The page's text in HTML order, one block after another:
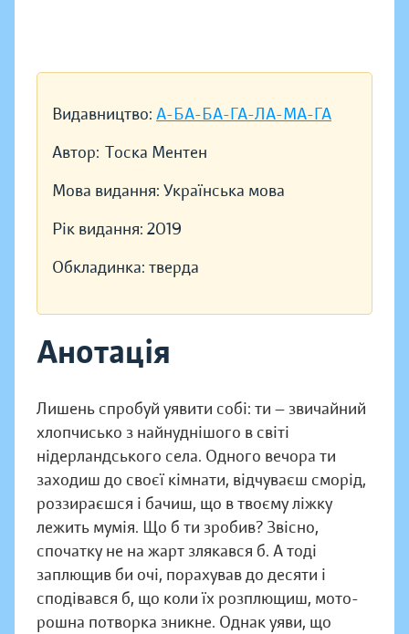
Видавництво: А-БА-БА-ГА-ЛА-МА-ГА
Автор: Тоска Ментен
Мова видання: Українська мова
Рік видання: 2019
Обкладинка: тверда
Анотація
Лишень спробуй уявити собі: ти — звичайний
хлопчисько з най­нуд­ні­шого в світі
нідерландського села. Одного вечора ти
заходиш до своєї кімнати, відчуваєш сморід,
роззираєшся і бачиш, що в твоєму ліжку
лежить мумія. Що б ти зробив? Звісно,
спочатку не на жарт злякався б. А тоді
заплющив би очі, порахував до десяти і
сподівався б, що коли їх розплю­щиш, мото­
рошна потворка зникне. Однак уяви, що